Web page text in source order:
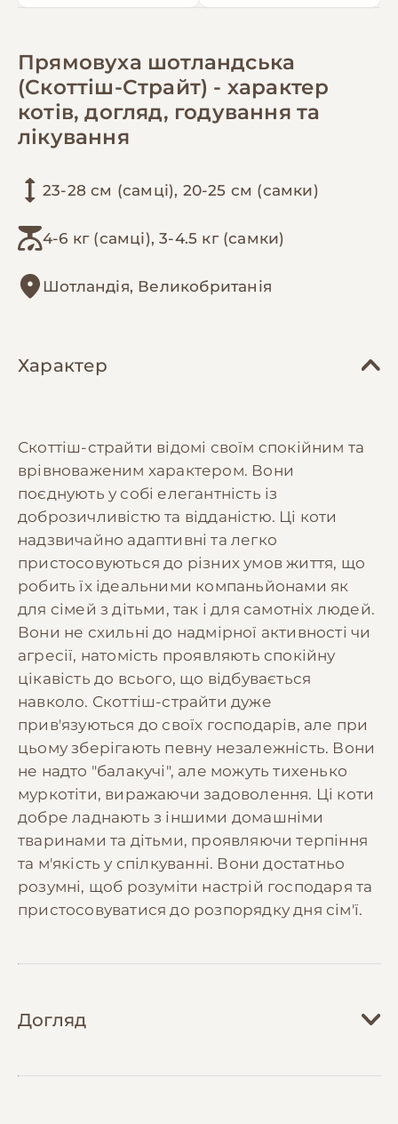
Прямовуха шотландська
(Скоттіш-Страйт) - характер
котів, догляд, годування та
лікування
23-28 см (самці), 20-25 см (самки)
4-6 кг (самці), 3-4.5 кг (самки)
Шотландія, Великобританія
Характер
Скоттіш-страйти відомі своїм спокійним та
врівноваженим характером. Вони
поєднують у собі елегантність із
доброзичливістю та відданістю. Ці коти
надзвичайно адаптивні та легко
пристосовуються до різних умов життя, що
робить їх ідеальними компаньйонами як
для сімей з дітьми, так і для самотніх людей.
Вони не схильні до надмірної активності чи
агресії, натомість проявляють спокійну
цікавість до всього, що відбувається
навколо. Скоттіш-страйти дуже
прив'язуються до своїх господарів, але при
цьому зберігають певну незалежність. Вони
не надто "балакучі", але можуть тихенько
муркотіти, виражаючи задоволення. Ці коти
добре ладнають з іншими домашніми
тваринами та дітьми, проявляючи терпіння
та м'якість у спілкуванні. Вони достатньо
розумні, щоб розуміти настрій господаря та
пристосовуватися до розпорядку дня сім'ї.
Догляд